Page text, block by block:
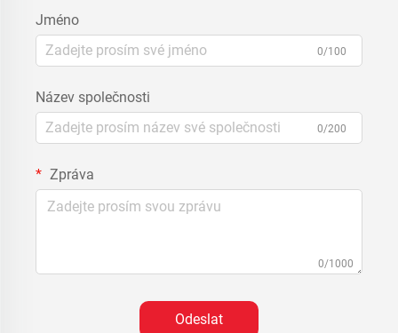
Jméno
0/100
Název společnosti
0/200
Zpráva
0/1000
Odeslat